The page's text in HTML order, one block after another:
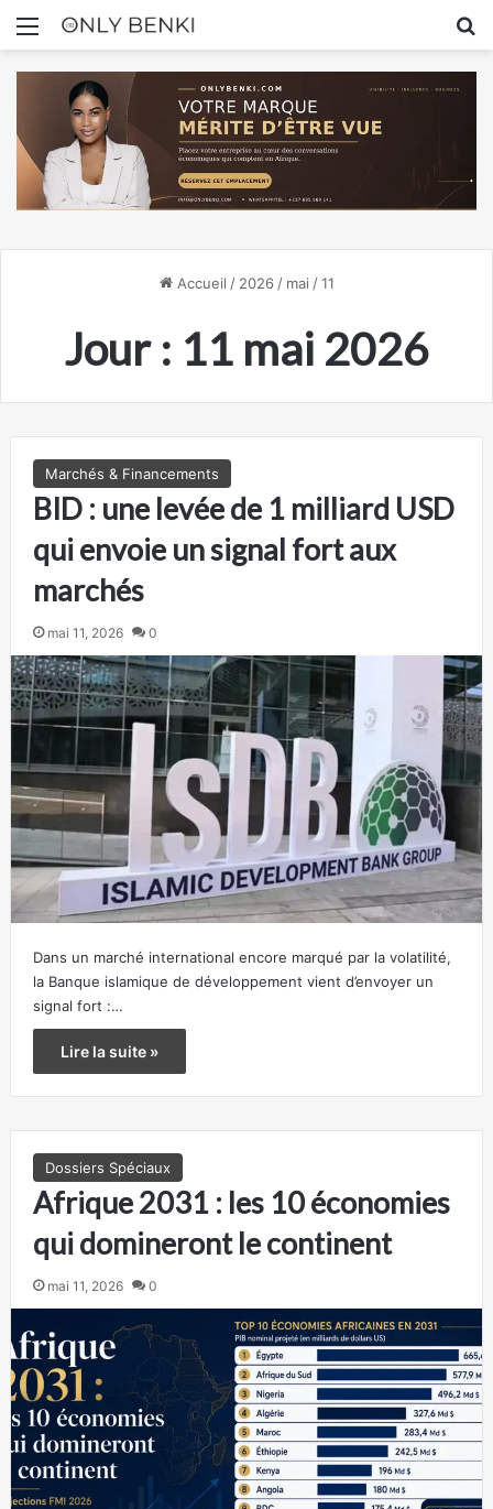
Menu
Accueil / 2026 / mai / 11
Jour : 11 mai 2026
Marchés & Financements
BID : une levée de 1 milliard USD
qui envoie un signal fort aux
marchés
mai 11, 2026 0
Dans un marché international encore marqué par la volatilité,
la Banque islamique de développement vient d’envoyer un
signal fort :…
Lire la suite »
Dossiers Spéciaux
Afrique 2031 : les 10 économies
qui domineront le continent
mai 11, 2026 0